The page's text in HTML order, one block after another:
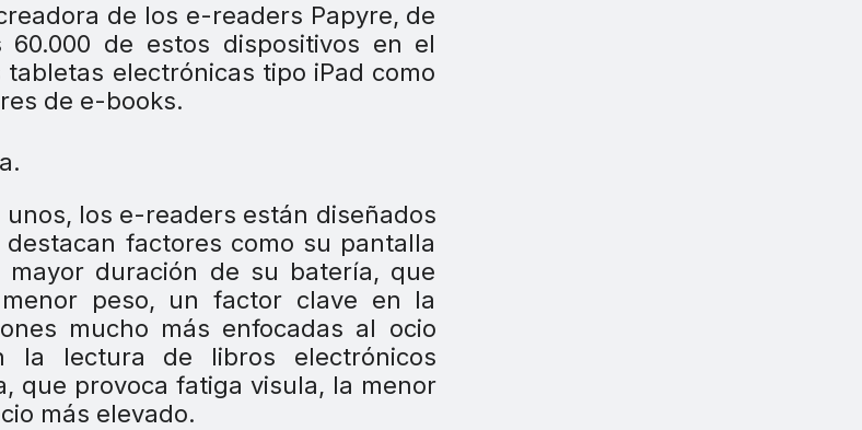
de los e-readers Papyre, de
de estos dispositivos en el
electrónicas tipo iPad como
de e-books.
los e-readers están diseñados
factores como su pantalla
duración de su batería, que
peso, un factor clave en la
mucho más enfocadas al ocio
la lectura de libros electrónicos
que provoca fatiga visula, la menor
más elevado.